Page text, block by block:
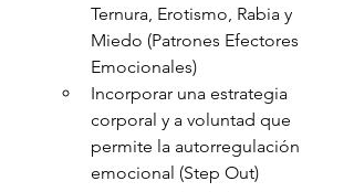
Ternura, Erotismo, Rabia y
Miedo (Patrones Efectores
Emocionales)
Incorporar una estrategia
corporal y a voluntad que
permite la autorregulación
emocional (Step Out)